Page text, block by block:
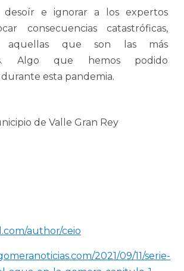
desoír e ignorar a los expertos
consecuencias catastróficas,
aquellas que son las más
Algo que hemos podido
esta pandemia.
de Valle Gran Rey
author/ceio
2021/09/11/serie-